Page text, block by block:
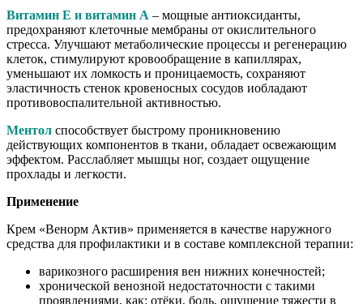
Витамин Е и витамин А – мощные антиоксиданты,
предохраняют клеточные мембраны от окислительного
стресса. Улучшают метаболические процессы и регенерацию
клеток, стимулируют кровообращение в капиллярах,
уменьшают их ломкость и проницаемость, сохраняют
эластичность стенок кровеносных сосудов иобладают
противовоспалительной активностью.
Ментол способствует быстрому проникновению
действующих компонентов в ткани, обладает освежающим
эффектом. Расслабляет мышцы ног, создает ощущение
прохлады и легкости.
Применение
Крем «Венорм Актив» применяется в качестве наружного
средства для профилактики и в составе комплексной терапии:
варикозного расширения вен нижних конечностей;
хронической венозной недостаточности с такими
проявлениями, как: отёки, боль, ощущение тяжести в